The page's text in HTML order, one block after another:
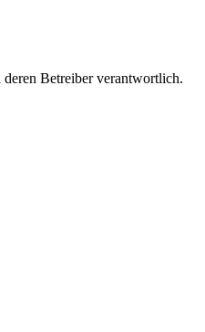
Betreiber verantwortlich.